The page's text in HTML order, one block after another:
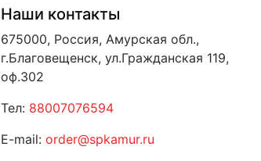
Наши контакты
675000, Россия, Амурская обл.,
г.Благовещенск, ул.Гражданская 119,
оф.302
Тел: 88007076594
E-mail: order@spkamur.ru